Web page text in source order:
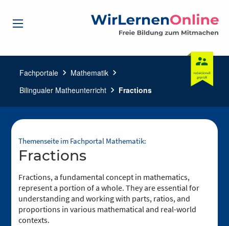
Fachportale chevron_right Mathematik chevron_right
Bilingualer Matheunterricht chevron_right Fractions
Themenseite im Fachportal Mathematik:
Fractions
Fractions, a fundamental concept in mathematics,
represent a portion of a whole. They are essential for
understanding and working with parts, ratios, and
proportions in various mathematical and real-world
contexts.